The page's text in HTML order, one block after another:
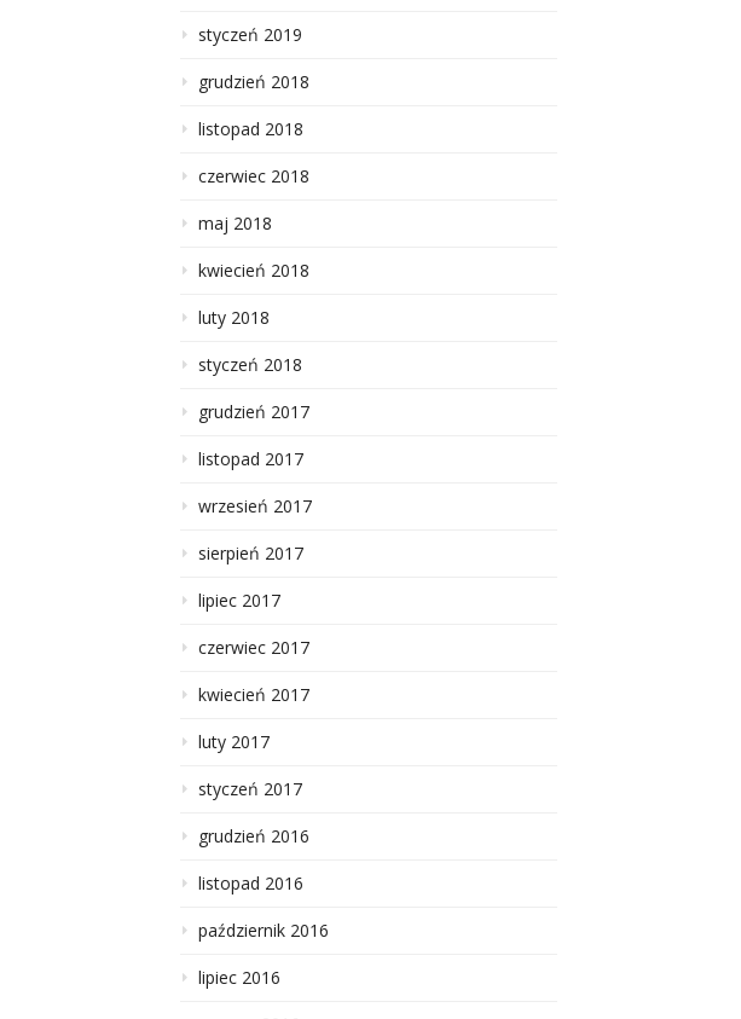
styczeń 2019
grudzień 2018
listopad 2018
czerwiec 2018
maj 2018
kwiecień 2018
luty 2018
styczeń 2018
grudzień 2017
listopad 2017
wrzesień 2017
sierpień 2017
lipiec 2017
czerwiec 2017
kwiecień 2017
luty 2017
styczeń 2017
grudzień 2016
listopad 2016
październik 2016
lipiec 2016